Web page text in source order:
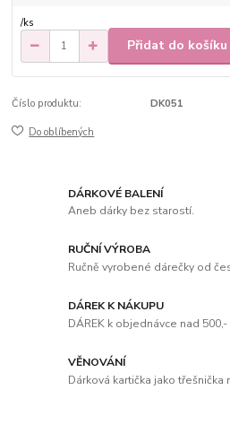
/ks
Přidat do košíku
Číslo produktu: DK051
Do oblíbených
DÁRKOVÉ BALENÍ
Aneb dárky bez starostí.
RUČNÍ VÝROBA
Ručně vyrobené dárečky od
DÁREK K NÁKUPU
DÁREK k objednávce nad 500,-
VĚNOVÁNÍ
Dárková kartička jako třešnička